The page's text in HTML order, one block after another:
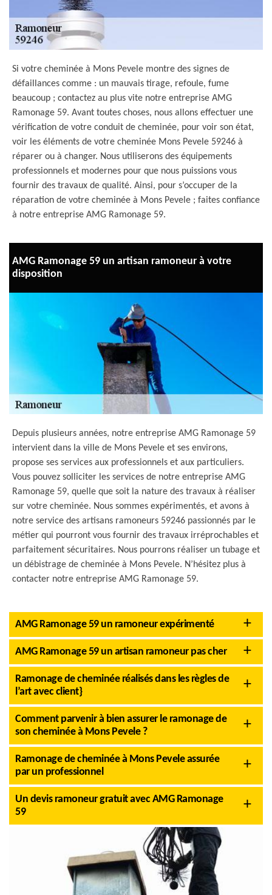
Si votre cheminée à Mons Pevele montre des signes de
défaillances comme : un mauvais tirage, refoule, fume
beaucoup ; contactez au plus vite notre entreprise AMG
Ramonage 59. Avant toutes choses, nous allons effectuer une
vérification de votre conduit de cheminée, pour voir son état,
voir les éléments de votre cheminée Mons Pevele 59246 à
réparer ou à changer. Nous utiliserons des équipements
professionnels et modernes pour que nous puissions vous
fournir des travaux de qualité. Ainsi, pour s’occuper de la
réparation de votre cheminée à Mons Pevele ; faites confiance
à notre entreprise AMG Ramonage 59.
AMG Ramonage 59 un artisan ramoneur à votre
disposition
Depuis plusieurs années, notre entreprise AMG Ramonage 59
intervient dans la ville de Mons Pevele et ses environs,
propose ses services aux professionnels et aux particuliers.
Vous pouvez solliciter les services de notre entreprise AMG
Ramonage 59, quelle que soit la nature des travaux à réaliser
sur votre cheminée. Nous sommes expérimentés, et avons à
notre service des artisans ramoneurs 59246 passionnés par le
métier qui pourront vous fournir des travaux irréprochables et
parfaitement sécuritaires. Nous pourrons réaliser un tubage et
un débistrage de cheminée à Mons Pevele. N’hésitez plus à
contacter notre entreprise AMG Ramonage 59.
AMG Ramonage 59 un ramoneur expérimenté
AMG Ramonage 59 un artisan ramoneur pas cher
Ramonage de cheminée réalisés dans les règles de
l’art avec client}
Comment parvenir à bien assurer le ramonage de
son cheminée à Mons Pevele ?
Ramonage de cheminée à Mons Pevele assurée
par un professionnel
Un devis ramoneur gratuit avec AMG Ramonage
59